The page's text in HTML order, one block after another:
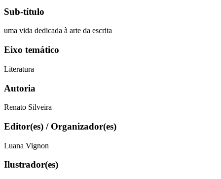
Sub-título
uma vida dedicada à arte da escrita
Eixo temático
Literatura
Autoria
Renato Silveira
Editor(es) / Organizador(es)
Luana Vignon
Ilustrador(es)